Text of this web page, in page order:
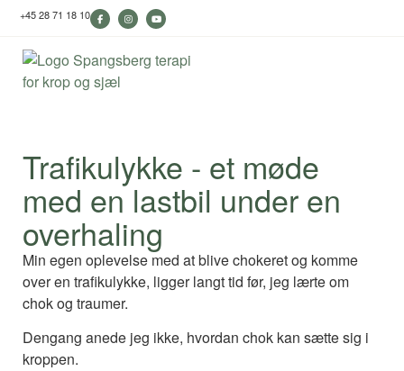
+45 28 71 18 10
Trafikulykke - et møde
med en lastbil under en
overhaling
Min egen oplevelse med at blive chokeret og komme
over en trafikulykke, ligger langt tid før, jeg lærte om
chok og traumer.
Dengang anede jeg ikke, hvordan chok kan sætte sig i
kroppen.